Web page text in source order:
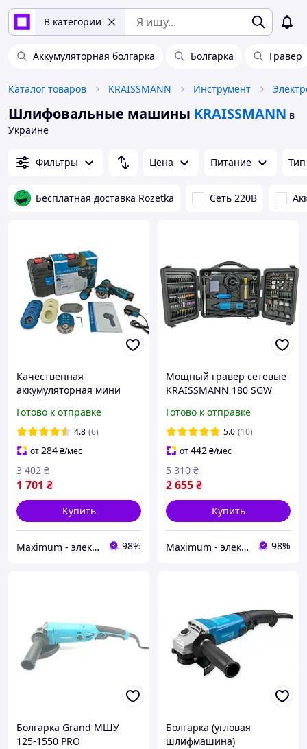
В категории
Аккумуляторная болгарка Болгарка Гравер
Каталог товаров KRAISSMANN Инструмент
Шлифовальные машины KRAISSMANN в
Украине
Фильтры Цена Питание
Бесплатная доставка Rozetka Сеть 220В
Качественная
аккумуляторная мини
751 AWS 12/2 Угловая
шлифмашина ( 75 мм
диск )
Готово к отправке
4.8 (6)
от284₴/мес
1 701 ₴
3 402 ₴
Купить
Maximum - электрические и бензиновый инструмент 98%
Мощный гравер сетевые
KRAISSMANN 180 SGW
валом, Бормашина
гравер (236 насадок,2в1)
Готово к отправке
5.0 (10)
от442₴/мес
2 655₴
5 310 ₴
Купить
Maximum - электрические и бензиновый инструмент 98%
Болгарка Grand МШУ
125-1550 PRO
Болгарка (угловая
шлифмашина)